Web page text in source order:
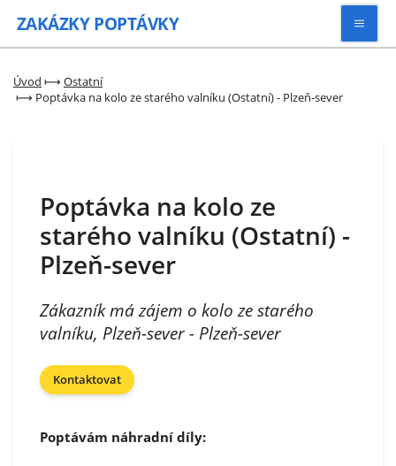
ZAKÁZKY POPTÁVKY
Zaregistrovat se
Úvod ⟼ Ostatní
⟼ Poptávka na kolo ze starého valníku (Ostatní) - Plzeň-sever
Poptávka na kolo ze
starého valníku (Ostatní) -
Plzeň-sever
Zákazník má zájem o kolo ze starého
valníku, Plzeň-sever - Plzeň-sever
Kontaktovat
Poptávám náhradní díly: